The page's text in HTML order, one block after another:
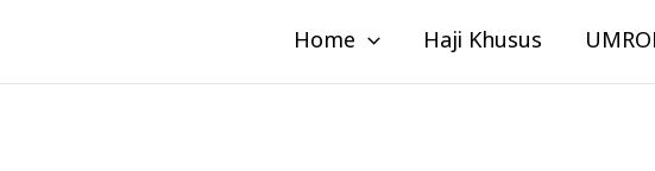
konten
Home Haji Khusus